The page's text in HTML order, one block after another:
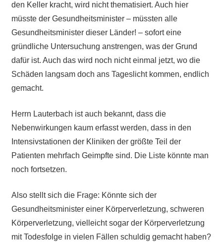
den Keller kracht, wird nicht thematisiert. Auch hier
müsste der Gesundheitsminister – müssten alle
Gesundheitsminister dieser Länder! – sofort eine
gründliche Untersuchung anstrengen, was der Grund
dafür ist. Auch das wird noch nicht einmal jetzt, wo die
Schäden langsam doch ans Tageslicht kommen, endlich
gemacht.
Herrn Lauterbach ist auch bekannt, dass die
Nebenwirkungen kaum erfasst werden, dass in den
Intensivstationen der Kliniken der größte Teil der
Patienten mehrfach Geimpfte sind. Die Liste könnte man
noch fortsetzen.
Also stellt sich die Frage: Könnte sich der
Gesundheitsminister einer Körperverletzung, schweren
Körperverletzung, vielleicht sogar der Körperverletzung
mit Todesfolge in vielen Fällen schuldig gemacht haben?